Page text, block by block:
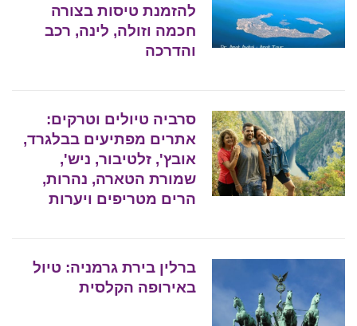
להזמנת טיסות בצורה
חכמה וזולה, לינה, רכב
והדרכה
סרביה טיולים וטרקים:
אתרים מפתיעים בבלגרד,
אובץ', זלטיבור, ניש',
שמורת הטארה, נהרות,
הרים מטריפים ויערות
ברלין בירת גרמניה: טיול
באירופה הקלסית